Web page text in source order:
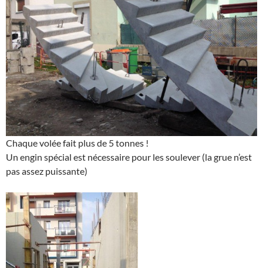
Chaque volée fait plus de 5 tonnes !
Un engin spécial est nécessaire pour les soulever (la grue n’est
pas assez puissante)